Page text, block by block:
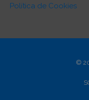
Política de Cookies
©